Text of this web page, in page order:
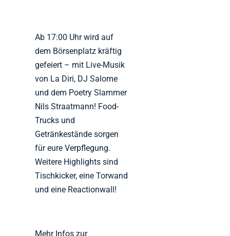
Ab 17:00 Uhr wird auf
dem Börsenplatz kräftig
gefeiert – mit Live-Musik
von La Diri, DJ Salome
und dem Poetry Slammer
Nils Straatmann! Food-
Trucks und
Getränkestände sorgen
für eure Verpflegung.
Weitere Highlights sind
Tischkicker, eine Torwand
und eine Reactionwall!
Mehr Infos zur